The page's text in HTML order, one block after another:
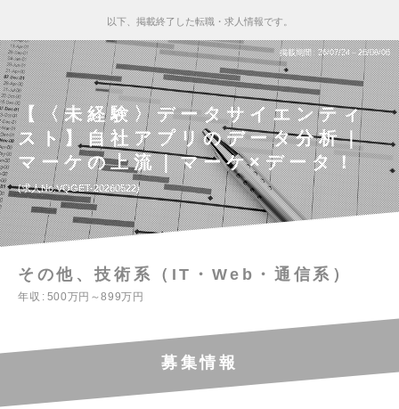
以下、掲載終了した転職・求人情報です。
掲載期間 26/07/24～26/08/06
【〈未経験〉データサイエンティ
スト】自社アプリのデータ分析｜
マーケの上流｜マーケ×データ！
求人No.VQGET-20260522
その他、技術系（IT・Web・通信系）
年収 500万円～899万円
募集情報